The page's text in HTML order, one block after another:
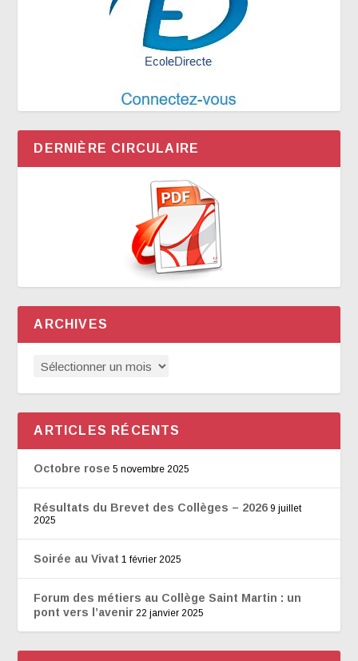
DERNIÈRE CIRCULAIRE
ARCHIVES
ARTICLES RÉCENTS
Octobre rose 5 novembre 2025
Résultats du Brevet des Collèges – 2026 9 juillet
2025
Soirée au Vivat 1 février 2025
Forum des métiers au Collège Saint Martin : un
pont vers l’avenir 22 janvier 2025